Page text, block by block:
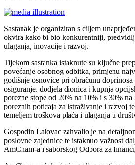
Sastanak je organiziran s ciljem
okvira kako bi bio konkurentniji,
ulaganja, inovacije i razvoj.
Tijekom sastanka istaknute su ključne
povećanje osobnog odbitka, primjenu
godišnje osnovice pri obračunu doprinosa
osiguranje, dodjela dionica i kupnja
porezne stope od 20% na 10% i s 30% na
poreznih poticaja za istraživanje i razvoj
temeljem troškova plaća i ulaganja u
Gospodin Lalovac zahvalio je na
poslovne zajednice te istaknuo važnost
AmCham-a i saborskog Odbora za